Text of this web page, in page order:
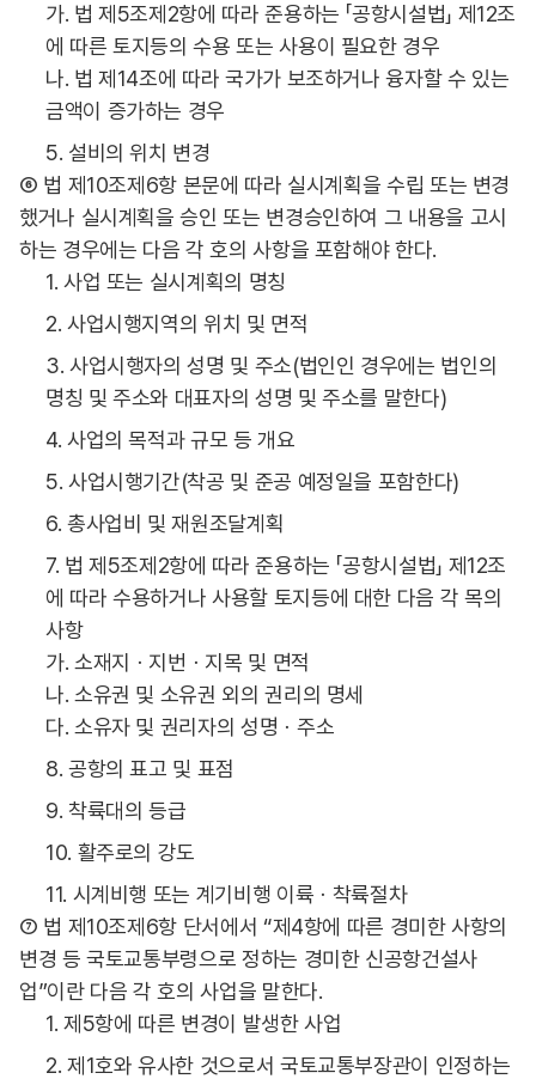
가. 법 제5조제2항에 따라 준용하는 「공항시설법」 제12조
에 따른 토지등의 수용 또는 사용이 필요한 경우
나. 법 제14조에 따라 국가가 보조하거나 융자할 수 있는
금액이 증가하는 경우
5. 설비의 위치 변경
⑥ 법 제10조제6항 본문에 따라 실시계획을 수립 또는 변경
했거나 실시계획을 승인 또는 변경승인하여 그 내용을 고시
하는 경우에는 다음 각 호의 사항을 포함해야 한다.
1. 사업 또는 실시계획의 명칭
2. 사업시행지역의 위치 및 면적
3. 사업시행자의 성명 및 주소(법인인 경우에는 법인의
명칭 및 주소와 대표자의 성명 및 주소를 말한다)
4. 사업의 목적과 규모 등 개요
5. 사업시행기간(착공 및 준공 예정일을 포함한다)
6. 총사업비 및 재원조달계획
7. 법 제5조제2항에 따라 준용하는 「공항시설법」 제12조
에 따라 수용하거나 사용할 토지등에 대한 다음 각 목의
사항
가. 소재지ㆍ지번ㆍ지목 및 면적
나. 소유권 및 소유권 외의 권리의 명세
다. 소유자 및 권리자의 성명ㆍ주소
8. 공항의 표고 및 표점
9. 착륙대의 등급
10. 활주로의 강도
11. 시계비행 또는 계기비행 이륙ㆍ착륙절차
⑦ 법 제10조제6항 단서에서 “제4항에 따른 경미한 사항의
변경 등 국토교통부령으로 정하는 경미한 신공항건설사
업”이란 다음 각 호의 사업을 말한다.
1. 제5항에 따른 변경이 발생한 사업
2. 제1호와 유사한 것으로서 국토교통부장관이 인정하는